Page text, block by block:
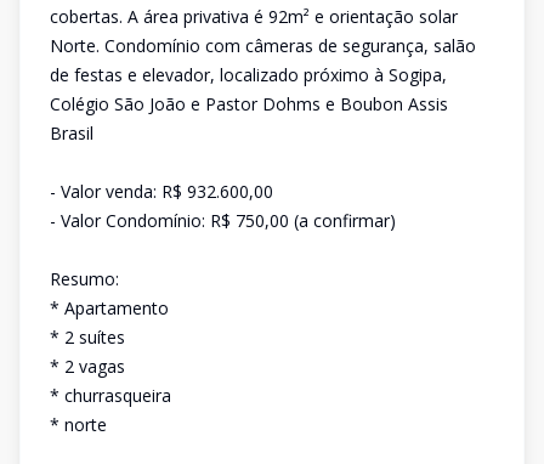
cobertas. A área privativa é 92m² e orientação solar
Norte. Condomínio com câmeras de segurança, salão
de festas e elevador, localizado próximo à Sogipa,
Colégio São João e Pastor Dohms e Boubon Assis
Brasil
- Valor venda: R$ 932.600,00
- Valor Condomínio: R$ 750,00 (a confirmar)
Resumo:
* Apartamento
* 2 suítes
* 2 vagas
* churrasqueira
* norte